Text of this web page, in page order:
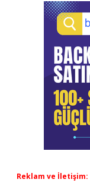
Reklam ve İletişim: